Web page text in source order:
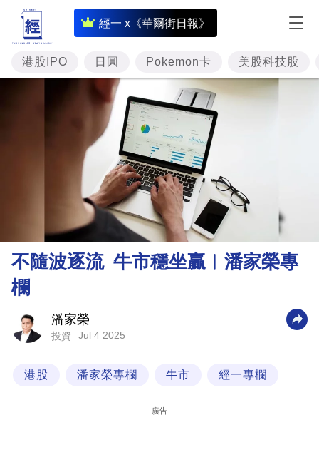
經一 x《華爾街日報》
即
時
財
經
專
投
樓
市
理
財
科
港股IPO 日圓 Pokemon卡 美股科技股
不隨波逐流 牛市穩坐贏︳潘家榮專
欄
潘家榮
投資 Jul 4 2025
港股 潘家榮專欄 牛市 經一專欄
廣告